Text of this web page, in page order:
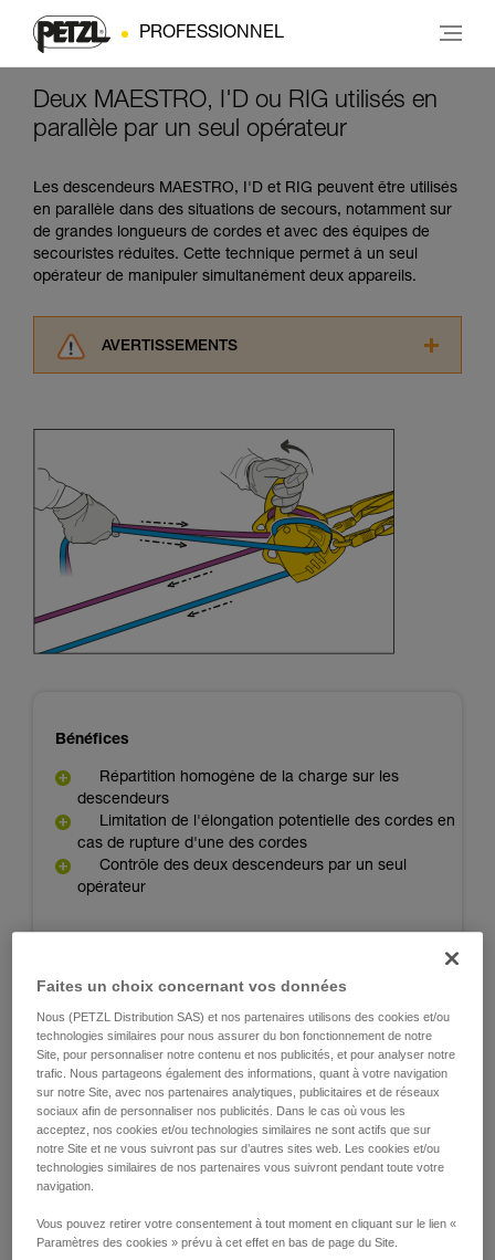
PROFESSIONNEL
Deux MAESTRO, I'D ou RIG utilisés en
parallèle par un seul opérateur
Les descendeurs MAESTRO, I'D et RIG peuvent être utilisés
en parallèle dans des situations de secours, notamment sur
de grandes longueurs de cordes et avec des équipes de
secouristes réduites. Cette technique permet à un seul
opérateur de manipuler simultanément deux appareils.
AVERTISSEMENTS
consulter. Vous devez avoir compris les
informations de la notice technique pour
pouvoir comprendre ce complément
Maîtriser ces techniques nécessite une
formation et un entraînement spécifique. Validez
avec un professionnel votre capacité à refaire
la manipulation, seul, en toute sécurité, avant
de la reproduire en autonomie.
Nous donnons des exemples de techniques
liées à votre activité. Il peut en exister d’autres
Bénéfices
Répartition homogène de la charge sur les
descendeurs
Limitation de l'élongation potentielle des cordes en
cas de rupture d'une des cordes
Contrôle des deux descendeurs par un seul
opérateur
Proximité des cordes qui sont exposées
Nécessité d'une personne en back-up
Utilisation à la descente
Faites un choix concernant vos données
Nous (PETZL Distribution SAS) et nos partenaires utilisons des cookies et/ou
technologies similaires pour nous assurer du bon fonctionnement de notre
Site, pour personnaliser notre contenu et nos publicités, et pour analyser notre
trafic. Nous partageons également des informations, quant à votre navigation
sur notre Site, avec nos partenaires analytiques, publicitaires et de réseaux
sociaux afin de personnaliser nos publicités. Dans le cas où vous les
acceptez, nos cookies et/ou technologies similaires ne sont actifs que sur
notre Site et ne vous suivront pas sur d’autres sites web. Les cookies et/ou
technologies similaires de nos partenaires vous suivront pendant toute votre
navigation.
Vous pouvez retirer votre consentement à tout moment en cliquant sur le lien «
Paramètres des cookies » prévu à cet effet en bas de page du Site.